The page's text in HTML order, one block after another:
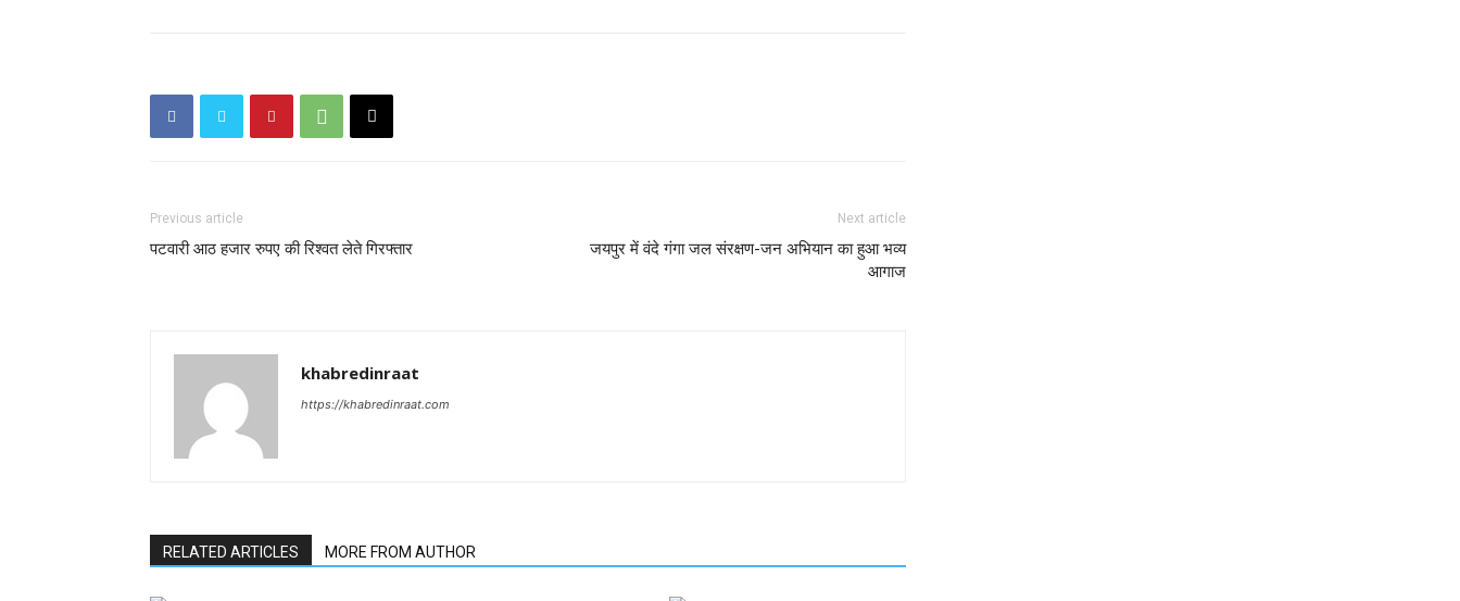
Previous article
पटवारी आठ हजार रुपए की रिश्वत लेते गिरफ्तार
Next article
जयपुर में वंदे गंगा जल संरक्षण-जन अभियान का हुआ भव्य
आगाज
khabredinraat
https://khabredinraat.com
RELATED ARTICLES MORE FROM AUTHOR